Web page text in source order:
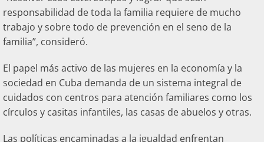
responsabilidad de toda la familia requiere de mucho
trabajo y sobre todo de prevención en el seno de la
familia”, consideró.
El papel más activo de las mujeres en la economía y la
sociedad en Cuba demanda de un sistema integral de
cuidados con centros para atención familiares como los
círculos y casitas infantiles, las casas de abuelos y otras.
Las políticas encaminadas a la igualdad enfrentan